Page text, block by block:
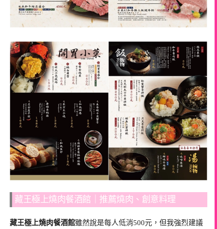
藏王極上燒肉餐酒館｜推薦燒肉、創意料理
藏王極上燒肉餐酒館雖然說是每人低消500元，但我強烈建議